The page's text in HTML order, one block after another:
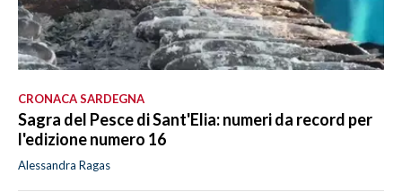
CRONACA SARDEGNA
Sagra del Pesce di Sant'Elia: numeri da record per
l'edizione numero 16
Alessandra Ragas